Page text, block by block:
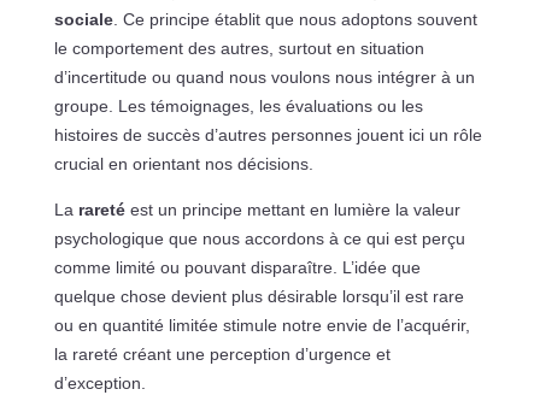
sociale. Ce principe établit que nous adoptons souvent
le comportement des autres, surtout en situation
d’incertitude ou quand nous voulons nous intégrer à un
groupe. Les témoignages, les évaluations ou les
histoires de succès d’autres personnes jouent ici un rôle
crucial en orientant nos décisions.
La raretéest un principe mettant en lumière la valeur
psychologique que nous accordons à ce qui est perçu
comme limité ou pouvant disparaître. L’idée que
quelque chose devient plus désirable lorsqu’il est rare
ou en quantité limitée stimule notre envie de l’acquérir,
la rareté créant une perception d’urgence et
d’exception.